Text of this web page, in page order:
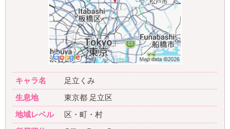
キャラ名
足立くみ
生息地
東京都 足立区
地域レベル
区・町・村